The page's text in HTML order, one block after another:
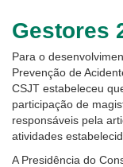
fechar
o
menu
Jurisprudência
Transparência
Legislação
Gestores
Para o
Prevenção de
CSJT estabeleceu
participação de
responsáveis pela
atividades
A Presidência do